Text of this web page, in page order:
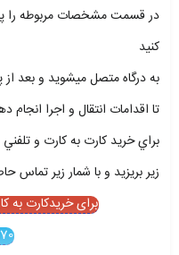
در قسمت مشخصات مربوطه را
کنيد
به درگاه متصل ميشويد و بعد
تا اقدامات انتقال و اجرا انجام
زير بريزيد و با شمار زير تماس
برای خریدکارت به